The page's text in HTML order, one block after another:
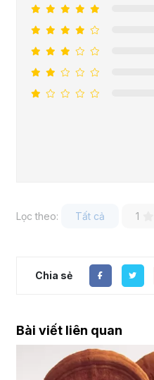
Lọc theo: Tất cả 1
Chia sẻ
Bài viết liên quan